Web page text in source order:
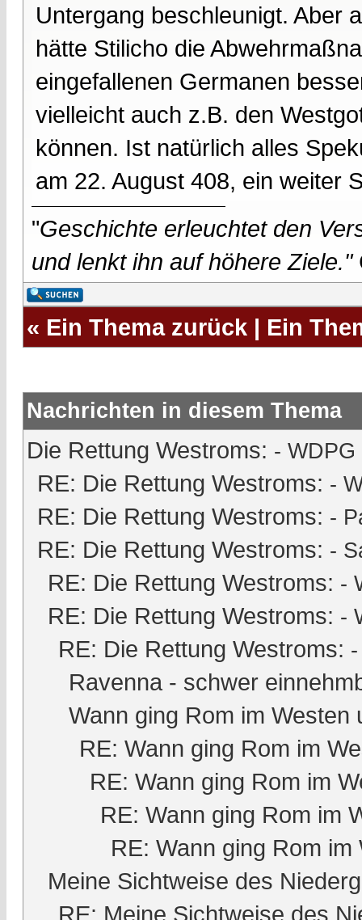
Untergang beschleunigt. Aber
hätte Stilicho die
eingefallenen Germanen
vielleicht auch z.B. den
können. Ist natürlich alles
am 22. August 408, ein weiter
"Geschichte erleuchtet den
und lenkt ihn auf höhere Ziele."
« Ein Thema zurück | Ein
Nachrichten in diesem Thema
Die Rettung Westroms: -
RE: Die Rettung Westroms: -
RE: Die Rettung Westroms: -
RE: Die Rettung Westroms: -
RE: Die Rettung Westroms: -
RE: Die Rettung Westroms: -
RE: Die Rettung Westroms:
Ravenna - schwer
Wann ging Rom im Westen
RE: Wann ging Rom im
RE: Wann ging Rom im
RE: Wann ging Rom im
RE: Wann ging Rom im
Meine Sichtweise des
RE: Meine Sichtweise des